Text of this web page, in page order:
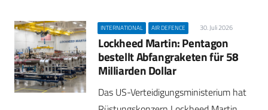
INTERNATIONAL AIR DEFENCE 30. Juli 2026
Lockheed Martin: Pentagon
bestellt Abfangraketen für 58
Milliarden Dollar
Das US-Verteidigungsministerium hat